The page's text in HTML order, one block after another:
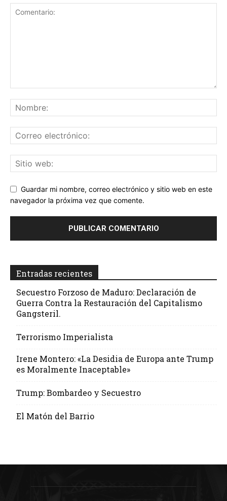
Guardar mi nombre, correo electrónico y sitio web en este
navegador la próxima vez que comente.
Entradas recientes
Secuestro Forzoso de Maduro: Declaración de
Guerra Contra la Restauración del Capitalismo
Gangsteril.
Terrorismo Imperialista
Irene Montero: «La Desidia de Europa ante Trump
es Moralmente Inaceptable»
Trump: Bombardeo y Secuestro
El Matón del Barrio